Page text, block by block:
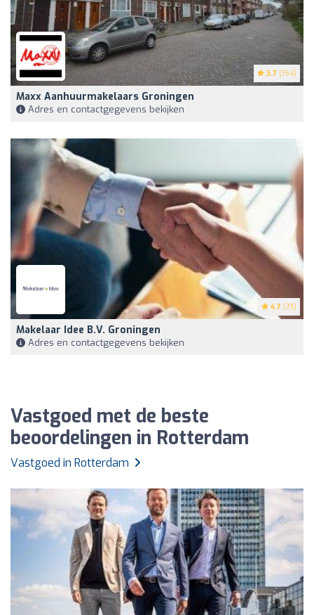
3.7 (154)
Maxx Aanhuurmakelaars Groningen
Adres en contactgegevens bekijken
4.7 (73)
Makelaar Idee B.V. Groningen
Adres en contactgegevens bekijken
Vastgoed met de beste
beoordelingen in Rotterdam
Vastgoed in Rotterdam